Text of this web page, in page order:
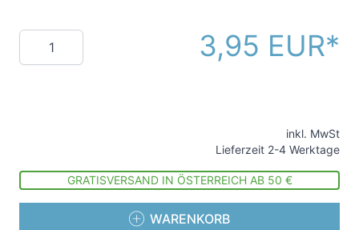
Menge 3,95 EUR
inkl. MwSt
Lieferzeit 2-4 Werktage
GRATISVERSAND IN ÖSTERREICH AB 50 €
WARENKORB